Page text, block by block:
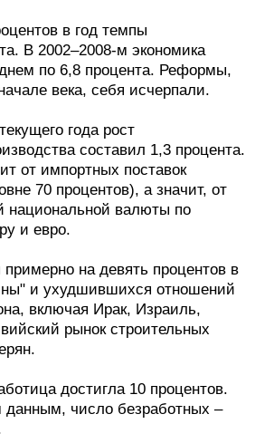
в год темпы
В 2002–2008-м экономика
по 6,8 процента. Реформы,
века, себя исчерпали.
года рост
составил 1,3 процента.
от импортных поставок
70 процентов), а значит, от
национальной валюты по
и евро.
примерно на девять процентов в
и ухудшившихся отношений
включая Ирак, Израиль,
рынок строительных
достигла 10 процентов.
число безработных –